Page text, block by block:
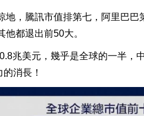
地，騰訊市值排第七，阿里巴
都退出前50大。
兆美元，幾乎是全球的一半，
消長！